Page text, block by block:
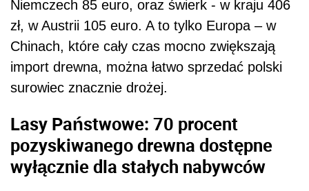
Niemczech 85 euro, oraz świerk - w kraju 406
zł, w Austrii 105 euro. A to tylko Europa – w
Chinach, które cały czas mocno zwiększają
import drewna, można łatwo sprzedać polski
surowiec znacznie drożej.
Lasy Państwowe: 70 procent
pozyskiwanego drewna dostępne
wyłącznie dla stałych nabywców